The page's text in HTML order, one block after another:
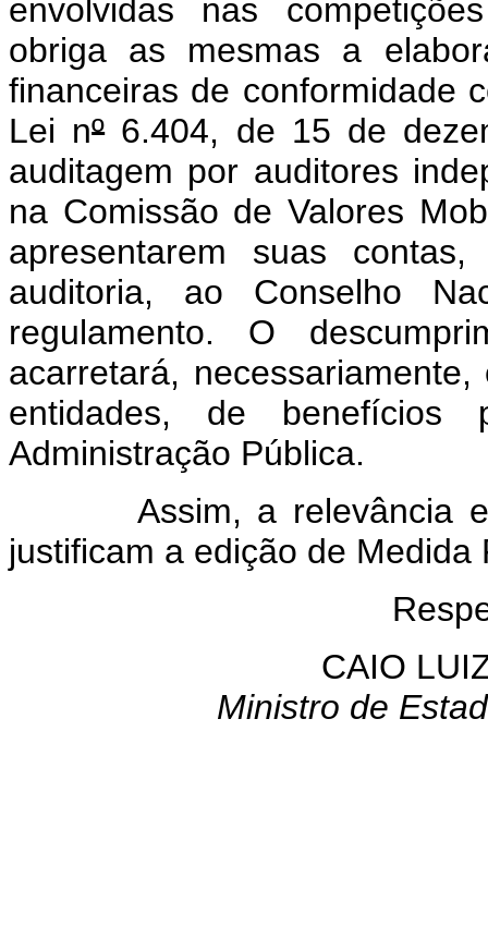
envolvidas nas
obriga as mesmas a
financeiras de conformidade
Lei nº6.404, de 15 de
auditagem por auditores
na Comissão de Valores
apresentarem suas
auditoria, ao Conselho
regulamento. O
acarretará,
entidades, de benefícios
Administração Pública.
Assim, a relevância e a
justificam a edição de Medida
CAIO
Ministro de